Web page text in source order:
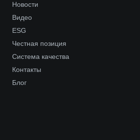
Новости
Видео
ESG
Честная позиция
Система качества
Контакты
Блог